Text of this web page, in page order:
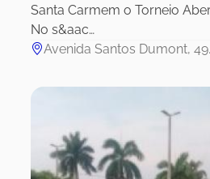
Santa Carmem o Torneio
No s&aac…
Avenida Santos Dumont,